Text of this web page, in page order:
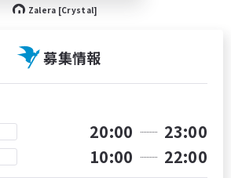
Zalera [Crystal]
募集情報
20:00 23:00
10:00 22:00